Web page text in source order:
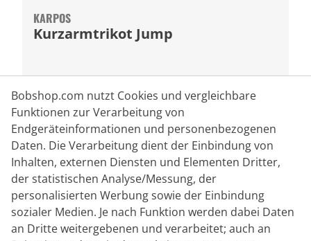
KARPOS
Kurzarmtrikot Jump
99,95 €
Öko-Zertifikat
Bobshop.com nutzt Cookies und vergleichbare
Funktionen zur Verarbeitung von
Endgeräteinformationen und personenbezogenen
Daten. Die Verarbeitung dient der Einbindung von
Inhalten, externen Diensten und Elementen Dritter,
der statistischen Analyse/Messung, der
personalisierten Werbung sowie der Einbindung
sozialer Medien. Je nach Funktion werden dabei Daten
an Dritte weitergebenen und verarbeitet; auch an